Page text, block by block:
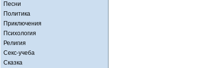
Песни
Политика
Приключения
Психология
Религия
Секс-учеба
Сказка